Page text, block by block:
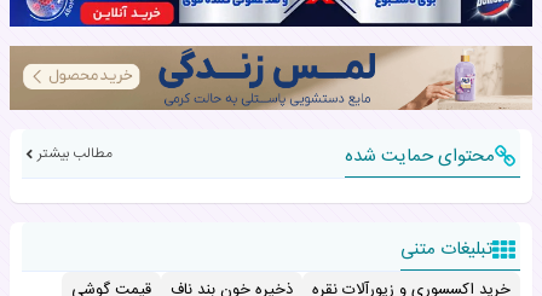
محتوای حمایت شده مطالب بیشتر
تبلیغات متنی
خرید اکسسوری و زیورآلات نقره ذخیره خون بند ناف
قیمت گوشی